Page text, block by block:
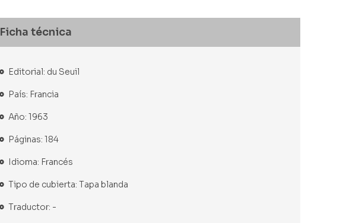
Ficha técnica
Editorial: du Seuil
País: Francia
Año: 1963
Páginas: 184
Idioma: Francés
Tipo de cubierta: Tapa blanda
Traductor: -